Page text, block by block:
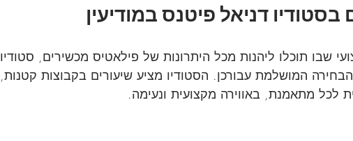
דניאל פיטנס במודיעין
שבו תוכלו ליהנות מכל היתרונות של פילאטיס מכשירים, סטודיו
הבחירה המושלמת עבורכן. הסטודיו מציע שיעורים בקבוצות קטנות,
מתאמנת, באווירה מקצועית ונעימה.